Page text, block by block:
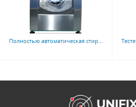
Полностью автоматическая стирально-отжимная машина с загрузкой 30 кг XTQ-30(электро/паровой нагрев)